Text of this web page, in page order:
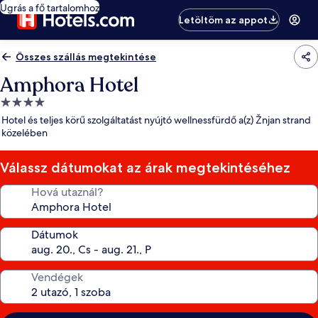
Ugrás a fő tartalomhoz
Letöltöm az appot
Összes szállás megtekintése
Amphora Hotel
4.0
csillagos
szálláshely
Hotel és teljes körű szolgáltatást nyújtó wellnessfürdő a(z) Žnjan strand
közelében
Válassz dátumokat az árak megtekintéséhez
Hová utaznál?
Dátumok
Vendégek